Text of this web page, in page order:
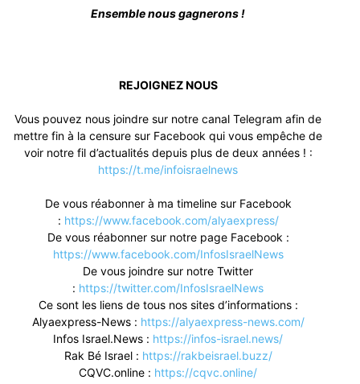
Ensemble nous gagnerons !
REJOIGNEZ NOUS
Vous pouvez nous joindre sur notre canal Telegram afin de
mettre fin à la censure sur Facebook qui vous empêche de
voir notre fil d’actualités depuis plus de deux années ! :
https://t.me/infoisraelnews
De vous réabonner à ma timeline sur Facebook
: https://www.facebook.com/alyaexpress/
De vous réabonner sur notre page Facebook :
https://www.facebook.com/InfosIsraelNews
De vous joindre sur notre Twitter
: https://twitter.com/InfosIsraelNews
Ce sont les liens de tous nos sites d’informations :
Alyaexpress-News : https://alyaexpress-news.com/
Infos Israel.News : https://infos-israel.news/
Rak Bé Israel : https://rakbeisrael.buzz/
CQVC.online : https://cqvc.online/